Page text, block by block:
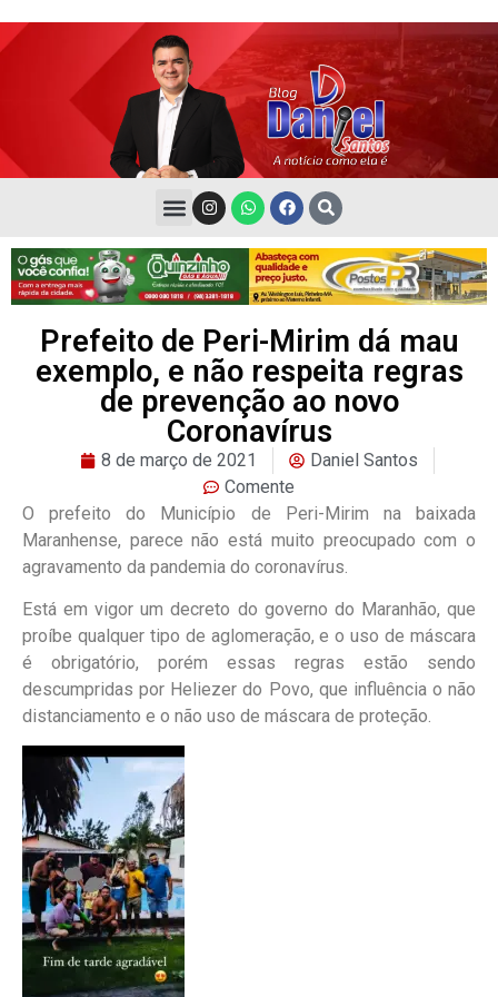
Prefeito de Peri-Mirim dá mau
exemplo, e não respeita regras
de prevenção ao novo
Coronavírus
8 de março de 2021
Daniel Santos
Comente
O prefeito do Município de Peri-Mirim na baixada
Maranhense, parece não está muito preocupado com o
agravamento da pandemia do coronavírus.
Está em vigor um decreto do governo do Maranhão, que
proíbe qualquer tipo de aglomeração, e o uso de máscara
é obrigatório, porém essas regras estão sendo
descumpridas por Heliezer do Povo, que influência o não
distanciamento e o não uso de máscara de proteção.